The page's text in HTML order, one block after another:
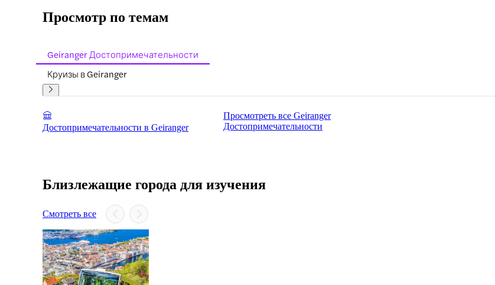
Просмотр по темам
Geiranger Достопримечательности
Круизы в Geiranger
Достопримечательности в Geiranger
Просмотреть все Geiranger
Достопримечательности
Близлежащие города для изучения
Смотреть все